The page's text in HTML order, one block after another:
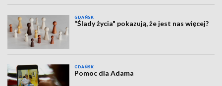
GDAŃSK
“Ślady życia" pokazują, że jest nas więcej?
GDAŃSK
Pomoc dla Adama